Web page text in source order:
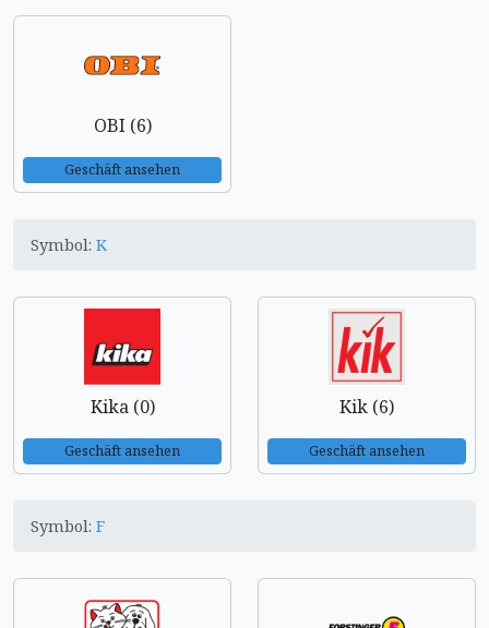
OBI (6)
Geschäft ansehen
Symbol: K
Kika (0)
Geschäft ansehen
Kik (6)
Geschäft ansehen
Symbol: F